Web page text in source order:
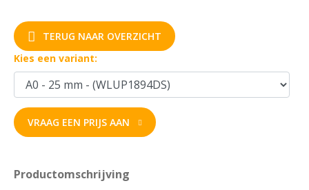
TERUG NAAR OVERZICHT
Kies een variant:
VRAAG EEN PRIJS AAN
Productomschrijving